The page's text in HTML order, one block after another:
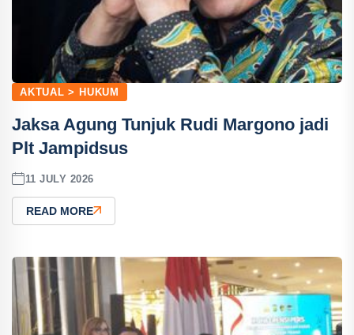
AKTUAL > HUKUM
Jaksa Agung Tunjuk Rudi Margono jadi
Plt Jampidsus
11 JULY 2026
READ MORE